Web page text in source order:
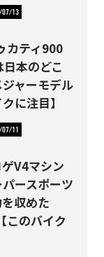
07/13
カティ900
本のどこ
ャーモデル
に注目】
07/11
V4マシン
ースポーツ
収めた
このバイク